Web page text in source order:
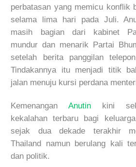
perbatasan yang memicu konflik
selamalima hari pada Juli.
masih
bagian dari kabinet
mundur dan menarik Partai
setelah
berita panggilan telepon
Tindakannya
itu menjadi titik
jalan menuju kursi perdana
KemenanganAnutin kini
kekalahan terbaru bagi
sejak dua dekade terakhir
Thailand namun berulang kali
dan politik.